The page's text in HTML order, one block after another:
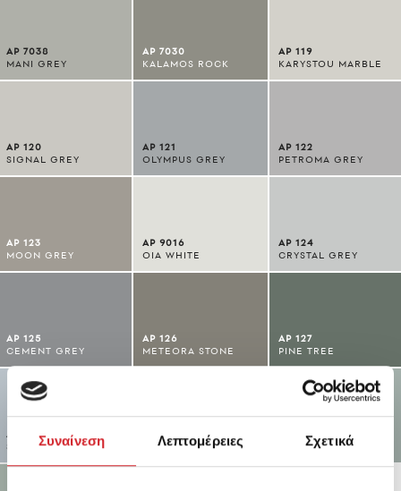
Συναίνεση Λεπτομέρειες Σχετικά
AP 7038
MANI GREY
AP 7030
KALAMOS ROCK
AP 119
KARYSTOU MARBLE
AP 120
SIGNAL GREY
AP 121
OLYMPUS GREY
AP 122
PETROMA GREY
AP 123
MOON GREY
AP 9016
OIA WHITE
AP 124
CRYSTAL GREY
AP 125
CEMENT GREY
AP 126
METEORA STONE
AP 127
PINE TREE
AP 128
SOUL GREY
AP 129
BLUE GREY
AP 130
MENTA DARK